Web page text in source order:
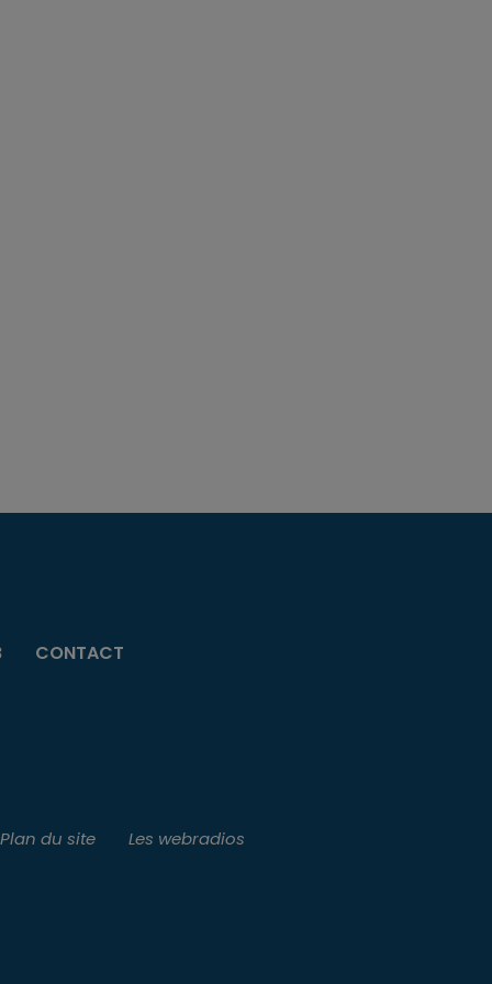
CONTACT
Plan du site Les webradios